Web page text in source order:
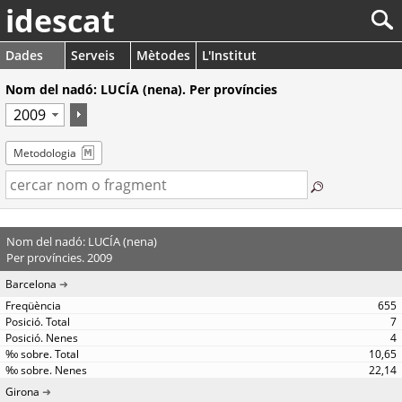
idescat
Dades Serveis Mètodes
L'Institut
Nom del nadó: LUCÍA (nena). Per províncies
Metodologia
Nom del nadó: LUCÍA (nena)
Per províncies. 2009
Barcelona
655
7
4
10,65
22,14
Girona